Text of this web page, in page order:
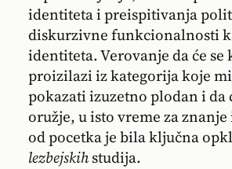
identiteta i preispitivanja
diskurzivne funkcionalnosti
identiteta. Verovanje da će
proizilazi iz kategorija koje
pokazati izuzetno plodan i da
oružje, u isto vreme za
od pocetka je bila ključna
lezbejskihstudija.